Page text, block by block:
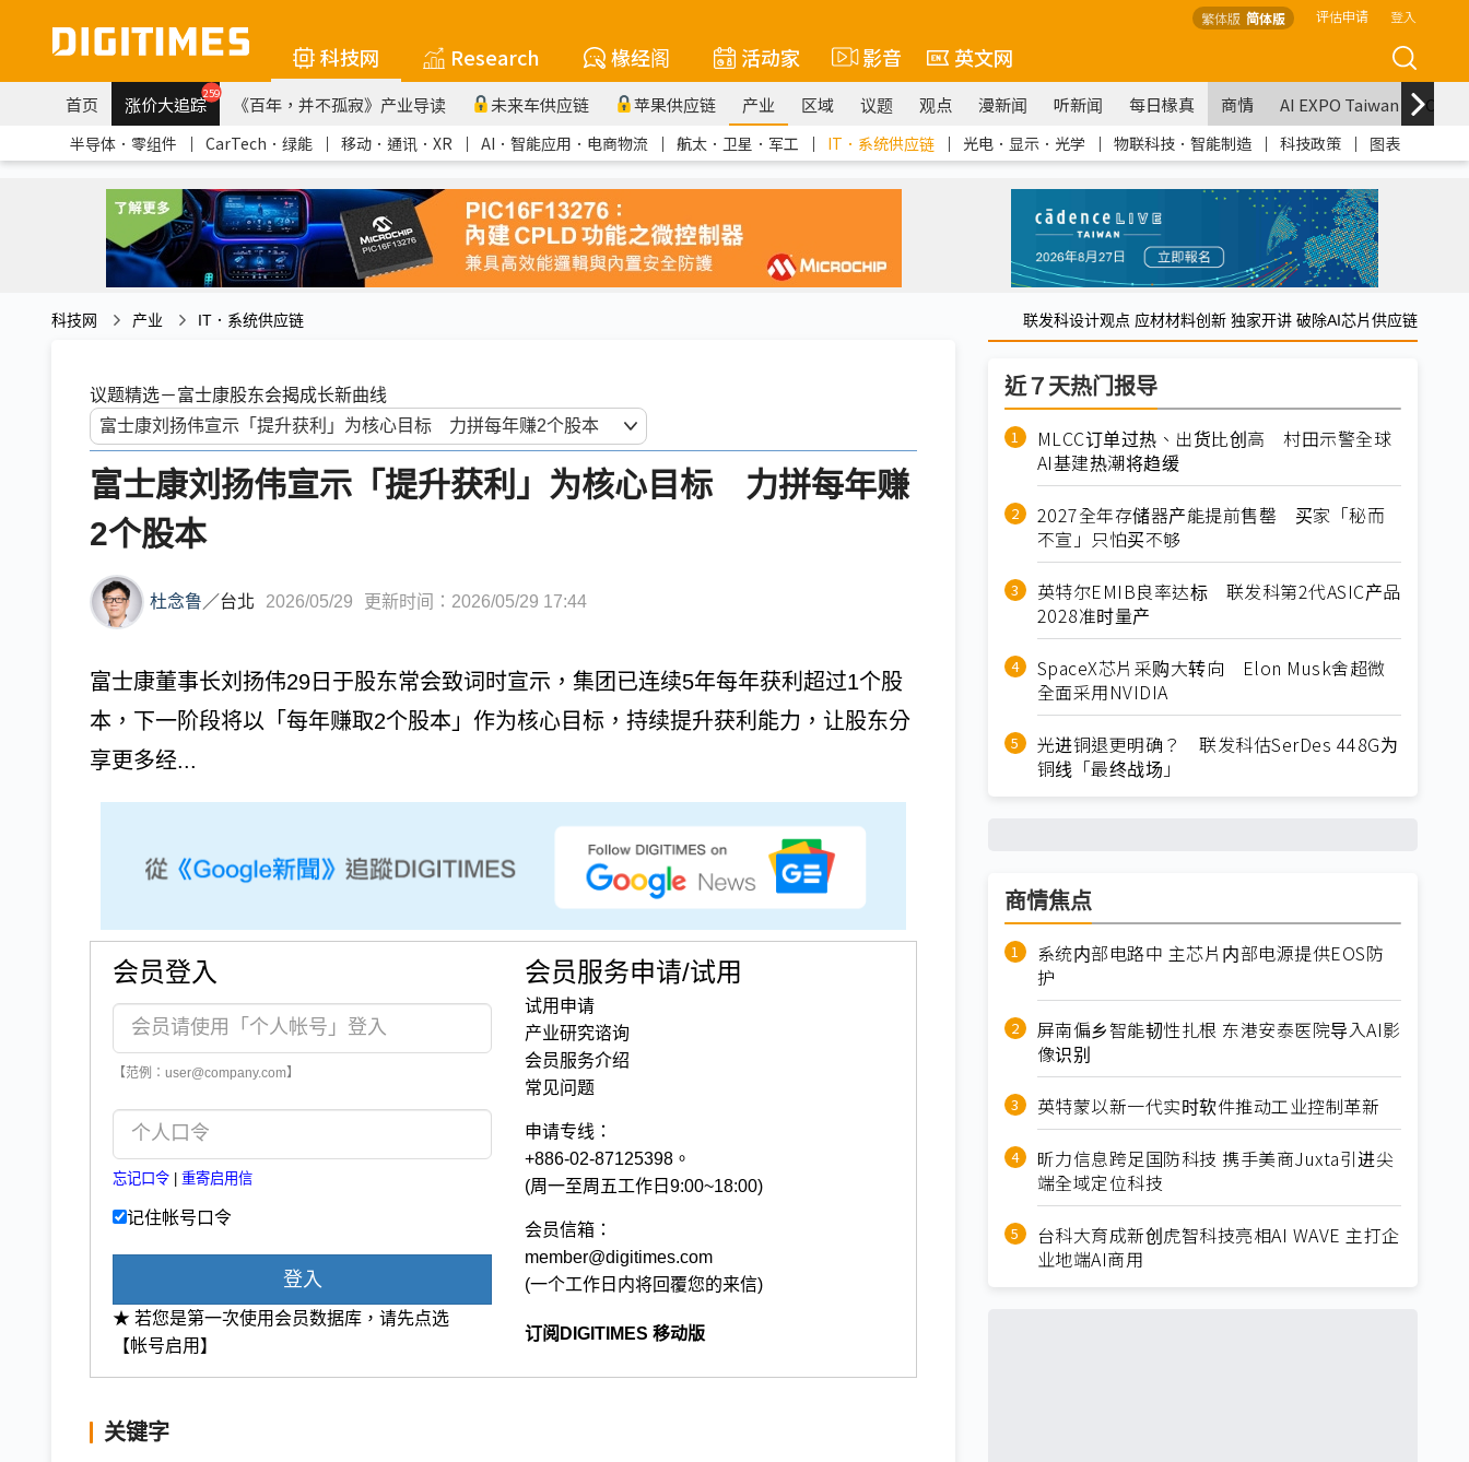
繁体版 简体版 评估申请 登入
科技网 Research 椽经阁 活动家 影音 英文网
首页 涨价大追踪259 《百年，并不孤寂》产业导读 未来车供应链 苹果供应链 产业 区域 议题 观点 漫新闻 听新闻 每日椽真 商情 AI EXPO Taiwan
半导体．零组件 ｜ CarTech．绿能 ｜ 移动．通讯．XR ｜ AI．智能应用．电商物流 ｜ 航太．卫星．军工 ｜ IT．系统供应链 ｜ 光电．显示．光学 ｜ 物联科技．智能制造 ｜ 科技政策 ｜ 图表
科技网 产业 IT．系统供应链 联发科设计观点 应材材料创新 独家开讲 破除AI芯片供应链
议题精选－富士康股东会揭成长新曲线
富士康刘扬伟宣示「提升获利」为核心目标 力拼每年赚
2个股本
杜念鲁 ／台北 2026/05/29 更新时间：2026/05/29 17:44
富士康董事长刘扬伟29日于股东常会致词时宣示，集团已连续5年每年获利超过1个股
本，下一阶段将以「每年赚取2个股本」作为核心目标，持续提升获利能力，让股东分
享更多经...
会员登入
【范例：user@company.com】
忘记口令 重寄启用信
记住帐号口令
登入
★ 若您是第一次使用会员数据库，请先点选
【帐号启用】
会员服务申请/试用
试用申请
产业研究谘询
会员服务介绍
常见问题
申请专线：
+886-02-87125398。
(周一至周五工作日9:00~18:00)
会员信箱：
member@digitimes.com
(一个工作日内将回覆您的来信)
订阅DIGITIMES 移动版
关键字
近７天热门报导
MLCC订单过热、出货比创高 村田示警全球
AI基建热潮将趋缓
2027全年存储器产能提前售罄 买家「秘而
不宣」只怕买不够
英特尔EMIB良率达标 联发科第2代ASIC产品
2028准时量产
SpaceX芯片采购大转向 Elon Musk舍超微
全面采用NVIDIA
光进铜退更明确？ 联发科估SerDes 448G为
铜线「最终战场」
商情焦点
系统内部电路中 主芯片内部电源提供EOS防
护
屏南偏乡智能韧性扎根 东港安泰医院导入AI影
像识别
英特蒙以新一代实时软件推动工业控制革新
昕力信息跨足国防科技 携手美商Juxta引进尖
端全域定位科技
台科大育成新创虎智科技亮相AI WAVE 主打企
业地端AI商用